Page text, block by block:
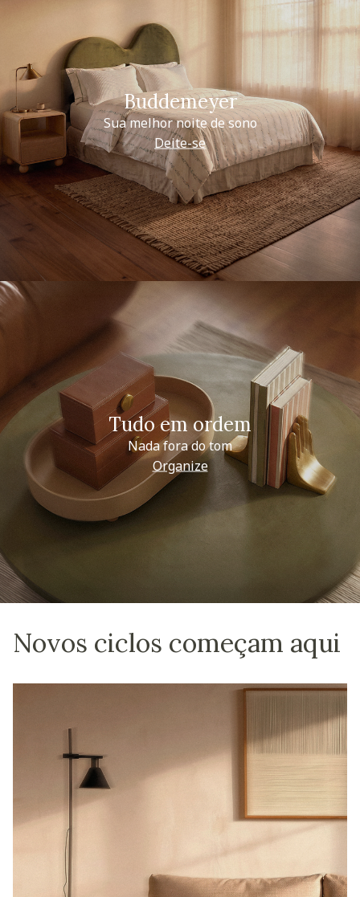
Buddemeyer
Sua melhor noite de sono
Deite-se
Tudo em ordem
Nada fora do tom
Organize
Novos ciclos começam aqui